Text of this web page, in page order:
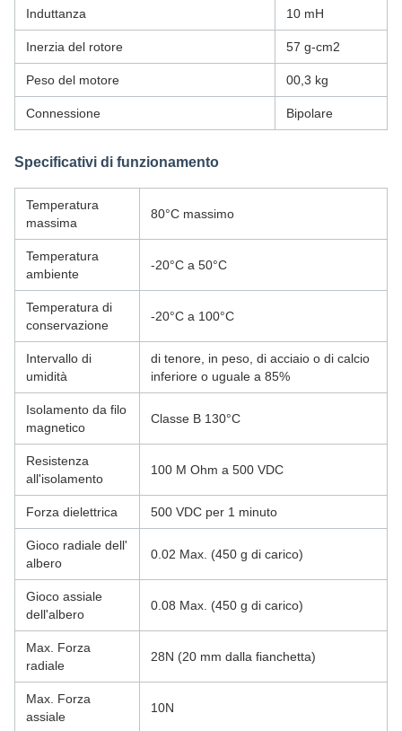
Induttanza 10 mH
Inerzia del rotore 57 g-cm2
Peso del motore 00,3 kg
Connessione Bipolare
Specificativi di funzionamento
Temperatura
massima
80°C massimo
Temperatura
ambiente
-20°C a 50°C
Temperatura di
conservazione
-20°C a 100°C
Intervallo di
umidità
di tenore, in peso, di acciaio o di calcio
inferiore o uguale a 85%
Isolamento da filo
magnetico
Classe B 130°C
Resistenza
all'isolamento
100 M Ohm a 500 VDC
Forza dielettrica 500 VDC per 1 minuto
Gioco radiale dell'
albero
0.02 Max. (450 g di carico)
Gioco assiale
dell'albero
0.08 Max. (450 g di carico)
Max. Forza
radiale
28N (20 mm dalla fianchetta)
Max. Forza
assiale
10N